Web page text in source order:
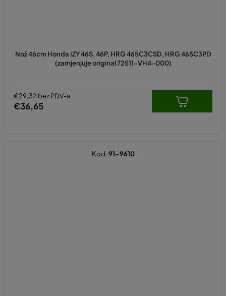
Nož 46cm Honda IZY 46S, 46P, HRG 465C3CSD, HRG 465C3PD
(zamjenjuje original 72511-VH4-000)
€29,32 bez PDV-a
€36,65
Kod:91-9610